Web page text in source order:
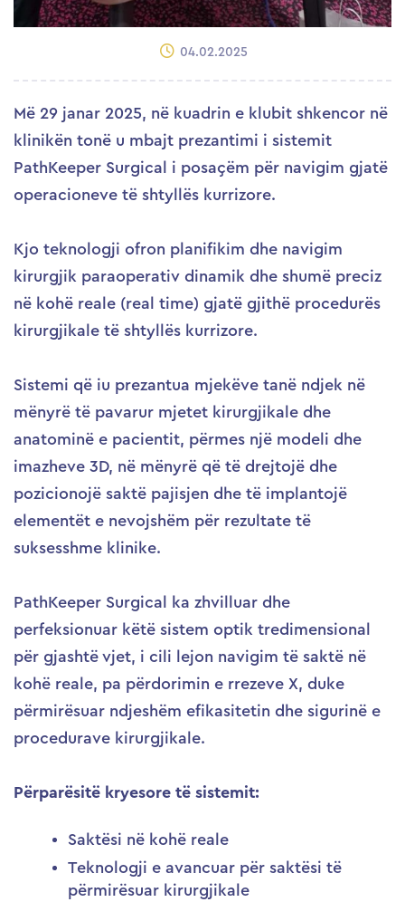
04.02.2025
Më 29 janar 2025, në kuadrin e klubit shkencor në
klinikën tonë u mbajt prezantimi i sistemit
PathKeeper Surgical i posaҫëm për navigim gjatë
operacioneve të shtyllës kurrizore.
Kjo teknologji ofron planifikim dhe navigim
kirurgjik paraoperativ dinamik dhe shumë preciz
në kohë reale (real time) gjatë gjithë procedurës
kirurgjikale të shtyllës kurrizore.
Sistemi që iu prezantua mjekëve tanë ndjek në
mënyrë të pavarur mjetet kirurgjikale dhe
anatominë e pacientit, përmes një modeli dhe
imazheve 3D, në mënyrë që të drejtojë dhe
pozicionojë saktë pajisjen dhe të implantojë
elementët e nevojshëm për rezultate të
suksesshme klinike.
PathKeeper Surgical ka zhvilluar dhe
perfeksionuar këtë sistem optik tredimensional
për gjashtë vjet, i cili lejon navigim të saktë në
kohë reale, pa përdorimin e rrezeve X, duke
përmirësuar ndjeshëm efikasitetin dhe sigurinë e
procedurave kirurgjikale.
Përparësitë kryesore të sistemit:
Saktësi në kohë reale
Teknologji e avancuar për saktësi të
përmirësuar kirurgjikale